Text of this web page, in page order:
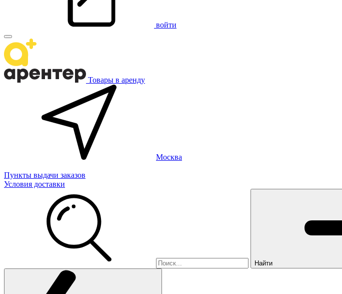
войти
Товары в аренду
Москва
Пункты выдачи заказов
Условия доставки
Найти